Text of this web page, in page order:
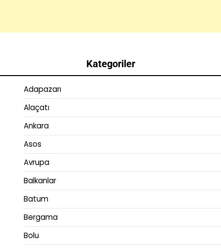
Kategoriler
Adapazarı
Alaçatı
Ankara
Asos
Avrupa
Balkanlar
Batum
Bergama
Bolu